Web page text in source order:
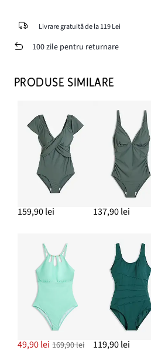
Livrare gratuită de la 119 Lei
100 zile pentru returnare
PRODUSE SIMILARE
159,90 lei 137,90 lei
49,90 lei 169,90 lei 119,90 lei